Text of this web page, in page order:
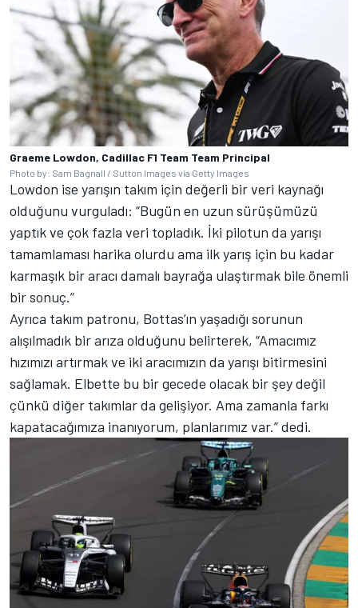
Graeme Lowdon, Cadillac F1 Team Team Principal
Photo by: Sam Bagnall / Sutton Images via Getty Images
Lowdon ise yarışın takım için değerli bir veri kaynağı
olduğunu vurguladı: “Bugün en uzun sürüşümüzü
yaptık ve çok fazla veri topladık. İki pilotun da yarışı
tamamlaması harika olurdu ama ilk yarış için bu kadar
karmaşık bir aracı damalı bayrağa ulaştırmak bile önemli
bir sonuç.”
Ayrıca takım patronu, Bottas’ın yaşadığı sorunun
alışılmadık bir arıza olduğunu belirterek, “Amacımız
hızımızı artırmak ve iki aracımızın da yarışı bitirmesini
sağlamak. Elbette bu bir gecede olacak bir şey değil
çünkü diğer takımlar da gelişiyor. Ama zamanla farkı
kapatacağımıza inanıyorum, planlarımız var.” dedi.